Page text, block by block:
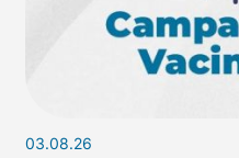
03.08.26